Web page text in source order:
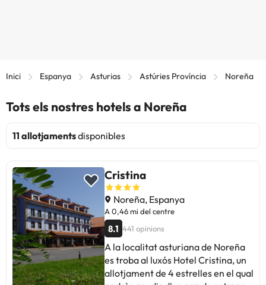
Inici Espanya Asturias Astúries Província Noreña
Tots els nostres hotels a Noreña
11 allotjamentsdisponibles
Cristina
Noreña, Espanya
A 0,46 mi del centre
8.1 441 opinions
A la localitat asturiana de Noreña
es troba al luxós Hotel Cristina, un
allotjament de 4 estrelles en el qual